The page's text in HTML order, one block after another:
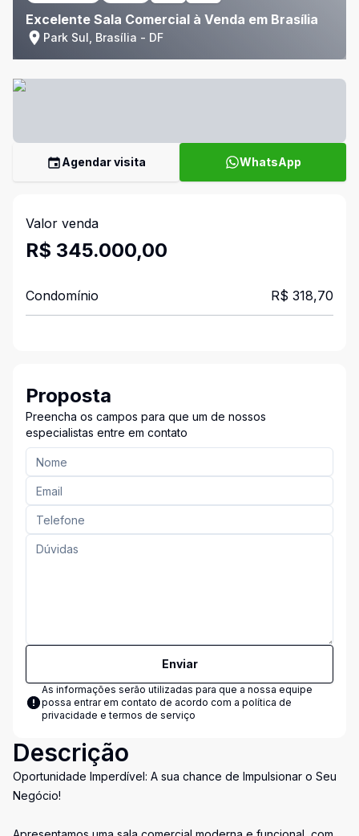
Excelente Sala Comercial à Venda em Brasília
Park Sul, Brasília - DF
Agendar visita WhatsApp
Valor venda
R$ 345.000,00
Condomínio R$ 318,70
Proposta
Preencha os campos para que um de nossos
especialistas entre em contato
Enviar
As informações serão utilizadas para que a nossa equipe
possa entrar em contato de acordo com a política de
privacidade e termos de serviço
Descrição
Oportunidade Imperdível: A sua chance de Impulsionar o Seu
Negócio!